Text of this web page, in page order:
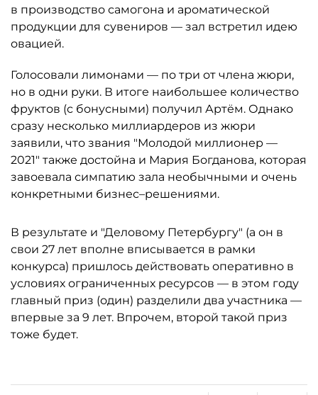
в производство самогона и ароматической
продукции для сувениров — зал встретил идею
овацией.
Голосовали лимонами — по три от члена жюри,
но в одни руки. В итоге наибольшее количество
фруктов (с бонусными) получил Артём. Однако
сразу несколько миллиардеров из жюри
заявили, что звания "Молодой миллионер —
2021" также достойна и Мария Богданова, которая
завоевала симпатию зала необычными и очень
конкретными бизнес–решениями.
В результате и "Деловому Петербургу" (а он в
свои 27 лет вполне вписывается в рамки
конкурса) пришлось действовать оперативно в
условиях ограниченных ресурсов — в этом году
главный приз (один) разделили два участника —
впервые за 9 лет. Впрочем, второй такой приз
тоже будет.